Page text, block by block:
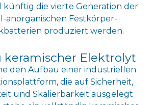
künftig die vierte Generation der
anorganischen Festkörper-
produziert werden.
keramischer Elektrolyt
den Aufbau einer industriellen
die auf Sicherheit,
und Skalierbarkeit ausgelegt